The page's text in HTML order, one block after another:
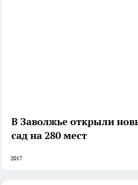
В Заволжье открыли
сад на 280 мест
2017